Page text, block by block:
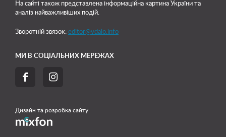
На сайті також представлена інформаційна картина України та
аналіз найважливіших подій.
Зворотній звязок: editor@vdalo.info
МИ В СОЦІАЛЬНИХ МЕРЕЖАХ
 
Дизайн та розробка сайту